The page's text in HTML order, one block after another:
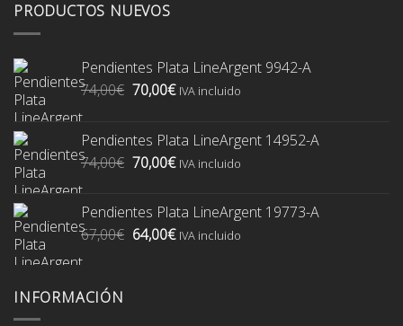
PRODUCTOS NUEVOS
Pendientes Plata LineArgent 9942-A
74,00€ El
era:
74,00€.
70,00€El
es:
70,00€.
IVA incluido
Pendientes Plata LineArgent 14952-A
74,00€ El
era:
74,00€.
70,00€El
es:
70,00€.
IVA incluido
Pendientes Plata LineArgent 19773-A
67,00€ El
64,00€ElIVA incluido
INFORMACIÓN